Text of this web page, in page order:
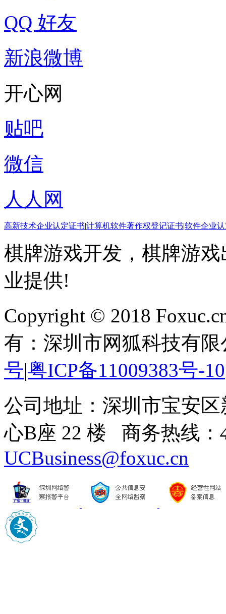
QQ 好友
新浪微博
开心网
贴吧
微信
人人网
高新技术企业认定证书|计算机软件著作权登记证书|软件企业
棋牌游戏开发，棋牌游
业提供!
Copyright © 2018
有：深圳市网狐科技有限
号|粤ICP备11009383号-10
公司地址：深圳市宝安
心B座 22 楼 商务热线：
UCBusiness@foxuc.cn